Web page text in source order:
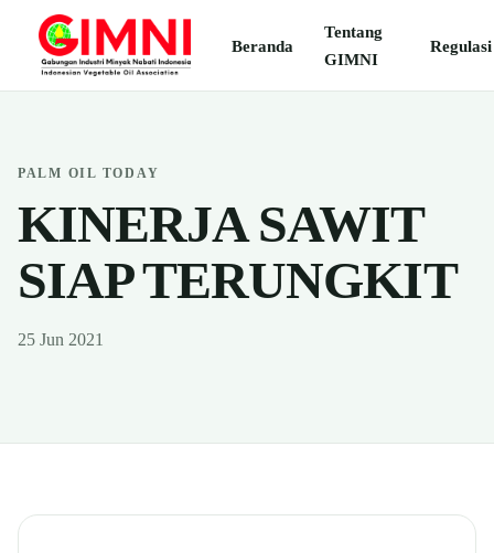
Beranda
Tentang
GIMNI
Regulasi
PALM OIL TODAY
KINERJA SAWIT
SIAP TERUNGKIT
25 Jun 2021